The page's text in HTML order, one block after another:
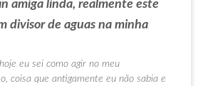
amiga linda, realmente este
divisor de aguas na minha
eu sei como agir no meu
coisa que antigamente eu não sabia e